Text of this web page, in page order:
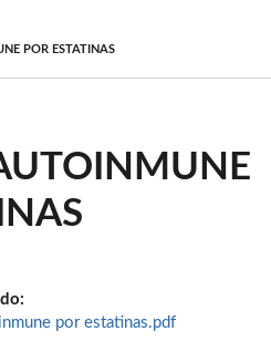
POR ESTATINAS
por estatinas.pdf